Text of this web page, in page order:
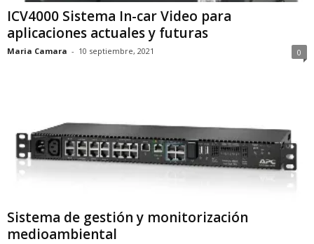
ICV4000 Sistema In-car Video para
aplicaciones actuales y futuras
Maria Camara - 10 septiembre, 2021 0
Sistema de gestión y monitorización
medioambiental